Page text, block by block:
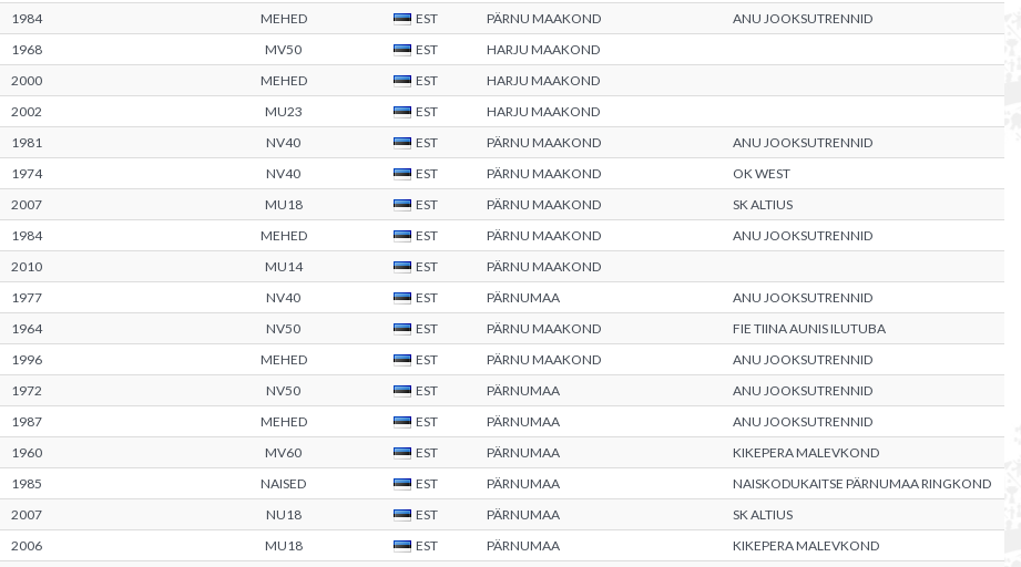
1984 MEHED EST PÄRNU MAAKOND
ANU JOOKSUTRENNID
1968 MV50 EST
HARJU MAAKOND
2000 MEHED EST
HARJU MAAKOND
2002 MU23 EST
HARJU MAAKOND
1981 NV40 EST PÄRNU MAAKOND
ANU JOOKSUTRENNID
1974 NV40 EST PÄRNU MAAKOND
OK WEST
2007 MU18 EST PÄRNU MAAKOND
SK ALTIUS
1984 MEHED EST PÄRNU MAAKOND
ANU JOOKSUTRENNID
2010 MU14 EST
PÄRNU MAAKOND
1977 NV40 EST PÄRNUMAA
ANU JOOKSUTRENNID
1964 NV50 EST PÄRNU MAAKOND
FIE TIINA AUNIS ILUTUBA
1996 MEHED EST PÄRNU MAAKOND
ANU JOOKSUTRENNID
1972 NV50 EST PÄRNUMAA
ANU JOOKSUTRENNID
1987 MEHED EST PÄRNUMAA
ANU JOOKSUTRENNID
1960 MV60 EST PÄRNUMAA
KIKEPERA MALEVKOND
1985 NAISED EST PÄRNUMAA
NAISKODUKAITSE PÄRNUMAA RINGKOND
2007 NU18 EST PÄRNUMAA
SK ALTIUS
2006 MU18 EST PÄRNUMAA
KIKEPERA MALEVKOND